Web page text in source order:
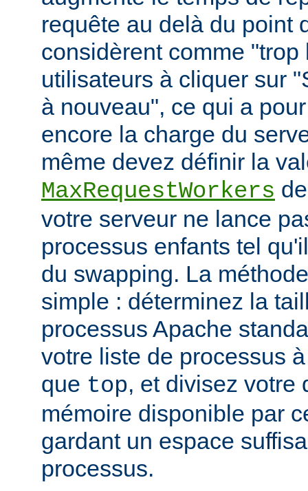
requête au delà du point
considèrent comme
utilisateurs à cliquer sur
à nouveau", ce qui a
encore la charge du
même devez définir la
MaxRequestWorkers
votre serveur ne lance
processus enfants tel
du swapping. La
simple : déterminez la
processus Apache
votre liste de processus
que top, et divisez votre
mémoire disponible par
gardant un espace
processus.